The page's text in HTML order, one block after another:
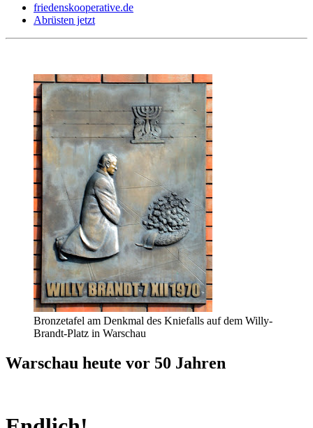
friedenskooperative.de
Abrüsten jetzt
Bronzetafel am Denkmal des Kniefalls auf dem Willy-
Brandt-Platz in Warschau
Warschau heute vor 50 Jahren